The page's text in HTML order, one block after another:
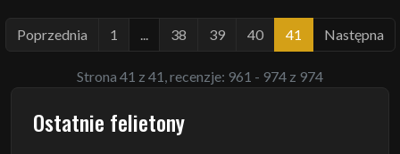
Poprzednia 1 38 39 40 41 Następna
Strona 41 z 41, recenzje: 961 - 974 z 974
Ostatnie felietony